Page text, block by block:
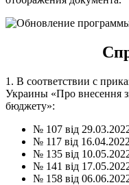
1. В соответствии с
Украины «Про внесення
бюджету»:
№ 107 від
№ 117 від
№ 135 від
№ 141 від
№ 158 від